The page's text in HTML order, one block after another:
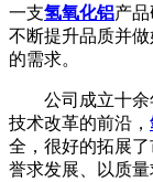
一支氢氧化铝产
不断提升品质并
的需求。
公司成立十余
技术改革的前沿，
全，很好的拓展
誉求发展、以质